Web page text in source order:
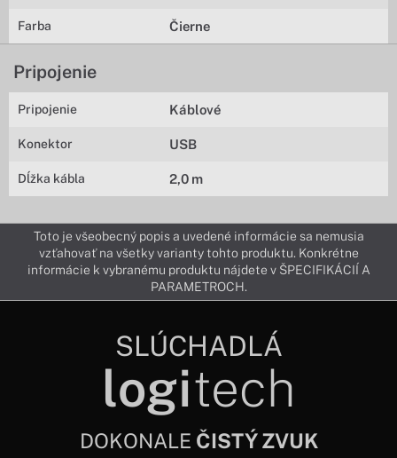
Farba Čierne
Pripojenie
Pripojenie Káblové
Konektor USB
Dĺžka kábla 2,0 m
Toto je všeobecný popis a uvedené informácie sa nemusia
vzťahovať na všetky varianty tohto produktu. Konkrétne
informácie k vybranému produktu nájdete v ŠPECIFIKÁCIÍ A
PARAMETROCH.
SLÚCHADLÁ
logitech
DOKONALE ČISTÝ ZVUK